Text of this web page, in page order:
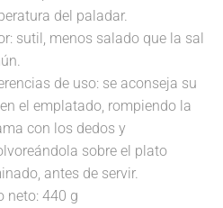
del paladar.
sutil, menos salado que la sal
de uso: se aconseja su
el emplatado, rompiendo la
con los dedos y
sobre el plato
antes de servir.
neto: 440 g